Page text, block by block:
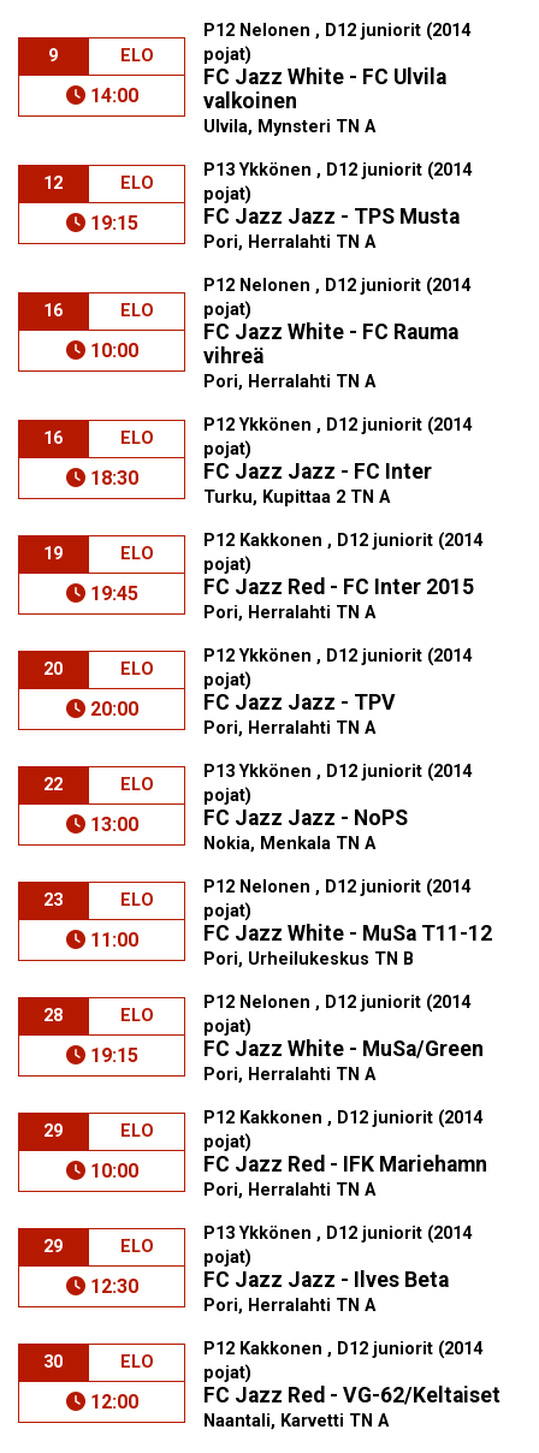
9 ELO
14:00
P12 Nelonen , D12 juniorit (2014
pojat)
FC Jazz White - FC Ulvila
valkoinen
Ulvila, Mynsteri TN A
12 ELO
19:15
P13 Ykkönen , D12 juniorit (2014
pojat)
FC Jazz Jazz - TPS Musta
Pori, Herralahti TN A
16 ELO
10:00
P12 Nelonen , D12 juniorit (2014
pojat)
FC Jazz White - FC Rauma
vihreä
Pori, Herralahti TN A
16 ELO
18:30
P12 Ykkönen , D12 juniorit (2014
pojat)
FC Jazz Jazz - FC Inter
Turku, Kupittaa 2 TN A
19 ELO
19:45
P12 Kakkonen , D12 juniorit (2014
pojat)
FC Jazz Red - FC Inter 2015
Pori, Herralahti TN A
20 ELO
20:00
P12 Ykkönen , D12 juniorit (2014
pojat)
FC Jazz Jazz - TPV
Pori, Herralahti TN A
22 ELO
13:00
P13 Ykkönen , D12 juniorit (2014
pojat)
FC Jazz Jazz - NoPS
Nokia, Menkala TN A
23 ELO
11:00
P12 Nelonen , D12 juniorit (2014
pojat)
FC Jazz White - MuSa T11-12
Pori, Urheilukeskus TN B
28 ELO
19:15
P12 Nelonen , D12 juniorit (2014
pojat)
FC Jazz White - MuSa/Green
Pori, Herralahti TN A
29 ELO
10:00
P12 Kakkonen , D12 juniorit (2014
pojat)
FC Jazz Red - IFK Mariehamn
Pori, Herralahti TN A
29 ELO
12:30
P13 Ykkönen , D12 juniorit (2014
pojat)
FC Jazz Jazz - Ilves Beta
Pori, Herralahti TN A
30 ELO
12:00
P12 Kakkonen , D12 juniorit (2014
pojat)
FC Jazz Red - VG-62/Keltaiset
Naantali, Karvetti TN A